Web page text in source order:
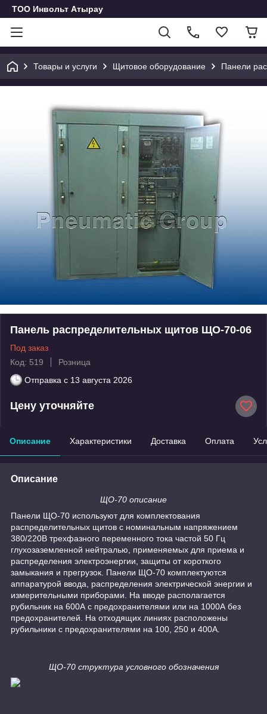
ТОО Инвольт Атырау
Товары и услуги Щитовое оборудование Панели
Панель распределительных щитов ЩО-70-06
Под заказ
Код: 519
Розница
Отправка с 13 августа 2026
Цену уточняйте
Описание Характеристики Доставка Оплата
Описание
ЩО-70 описание
Панели ЩО-70 используют для комплектования
распределительных щитов с номинальным напряжением
380/220В трехфазного переменного тока частой 50 Гц
глухозаземленной нейтралью, применяемых для приема и
распределения электроэнергии, защиты от короткого
замыкания и прегрузок. Панели ЩО-70 комплектуются
аппаратурой ввода, распределения электрической энергии и
измерительными приборами. На вводе располагается
рубильник на 600А с предохранителями или на 1000А без
предохранителей. На отходящих линиях расположены
рубильники с предохранителями на 100, 250 и 400А.
ЩО-70 структура условного обозначения